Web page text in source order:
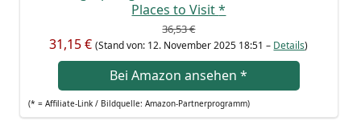
Places to Visit*
36,53 €
31,15 € (Stand von: 12. Novem­ber 2025 18:51 – Details)
Bei Ama­zon anse­hen*
(* = Affi­lia­te-Link / Bild­quel­le: Amazon-Partnerprogramm)